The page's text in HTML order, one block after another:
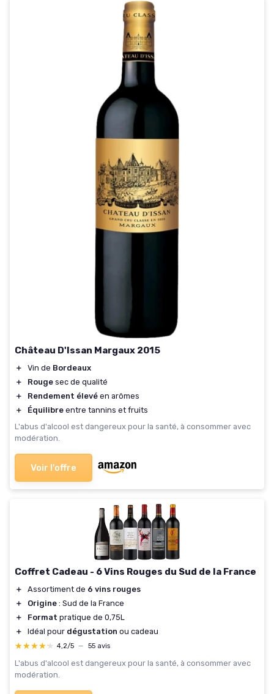
Château D'Issan Margaux 2015
＋ Vin de Bordeaux
＋
Rouge sec de qualité
＋
Rendement élevé en arômes
＋
Équilibre entre tannins et fruits
L'abus d'alcool est dangereux pour la santé, à consommer avec
modération.
Voir l'offre
Coffret Cadeau - 6 Vins Rouges du Sud de la France
＋ Assortiment de 6 vins rouges
＋
Origine : Sud de la France
＋
Format pratique de 0,75L
＋
Idéal pour dégustation ou cadeau
★★★★★
★★★★★ 4,2/5 — 55 avis
L'abus d'alcool est dangereux pour la santé, à consommer avec
modération.